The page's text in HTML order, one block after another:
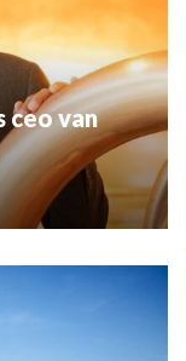
ceo van